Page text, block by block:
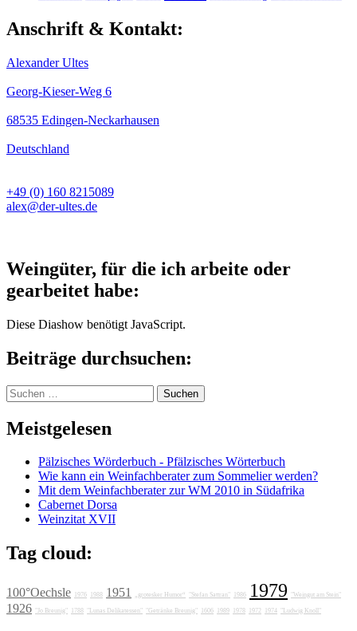
Anschrift & Kontakt:
Alexander Ultes
Georg-Kieser-Weg 6
68535 Edingen-Neckarhausen
Deutschland
+49 (0) 160 8215089
alex@der-ultes.de
Weingüter, für die ich arbeite oder
gearbeitet habe:
Diese Diashow benötigt JavaScript.
Beiträge durchsuchen:
Suchen
nach:
Meistgelesen
Pälzisches Wörderbuch - Pfälzisches Wörterbuch
Wie kann ein Weinfachberater zum Sommelier werden?
Mit dem Weinfachberater zur WM 2010 in Südafrika
Cabernet Dorsa
Weinzitat XVII
Tag cloud:
100°Oechsle 1976 1988 1951 „grotesker Humor“ "Stefan Sattran" 1986 1979 "Weingut am Stein"
1926 "Jo Breunig" 1788 "Lunas Delikatessen" "Getränke Breunig" 1606 1989 1978 1972 1974 "Ludwig Knoll"